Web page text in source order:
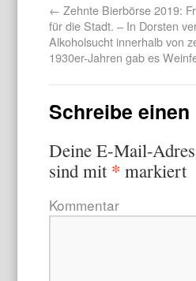
← Zehnte Bierbörse 2019:
für die Stadt. – In Dorsten
Alkoholsucht innerhalb von
1930er-Jahren gab es
Schreibe
Deine E-Mail-
sind mit * markiert
Kommentar